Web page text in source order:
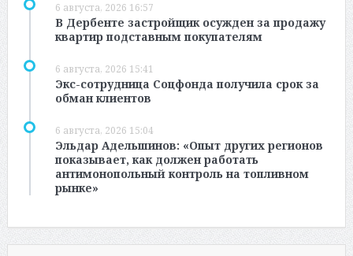
6 августа, 2026 16:57
В Дербенте застройщик осужден за продажу
квартир подставным покупателям
6 августа, 2026 15:41
Экс-сотрудница Соцфонда получила срок за
обман клиентов
6 августа, 2026 15:04
Эльдар Адельшинов: «Опыт других регионов
показывает, как должен работать
антимонопольный контроль на топливном
рынке»